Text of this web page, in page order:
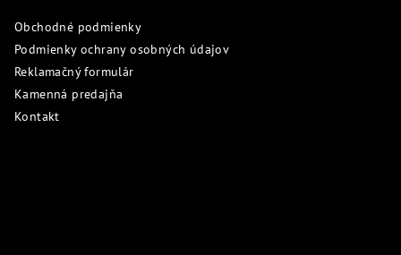
Obchodné podmienky
Podmienky ochrany osobných údajov
Reklamačný formulár
Kamenná predajňa
Kontakt